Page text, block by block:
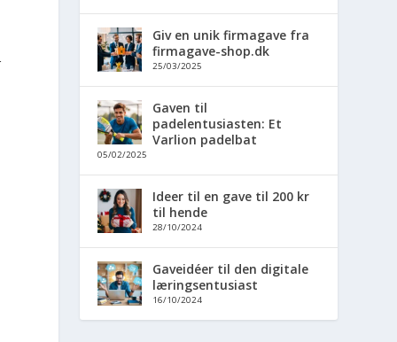
Giv en unik firmagave fra
firmagave-shop.dk
25/03/2025
Gaven til
padelentusiasten: Et
Varlion padelbat
05/02/2025
Ideer til en gave til 200 kr
til hende
28/10/2024
Gaveidéer til den digitale
læringsentusiast
16/10/2024